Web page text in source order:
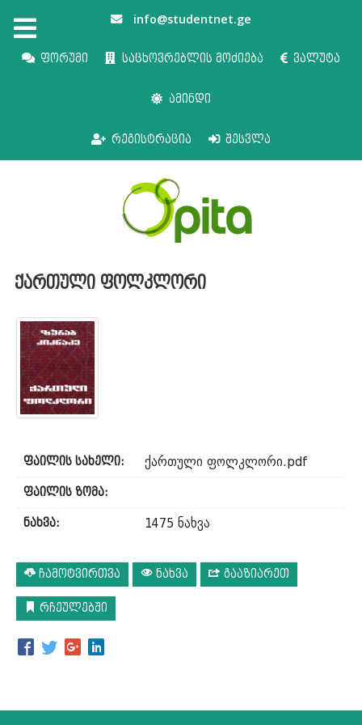
info@studentnet.ge
ფორუმი საცხოვრებლის მოძიება ვალუტა
ამინდი
რეგისტრაცია შესვლა
ქართული ფოლკლორი
ფაილის სახელი: ქართული ფოლკლორი.pdf
ფაილის ზომა:
ნახვა: 1475 ნახვა
ჩამოტვირთვა ნახვა გააზიარეთ
რჩეულებში